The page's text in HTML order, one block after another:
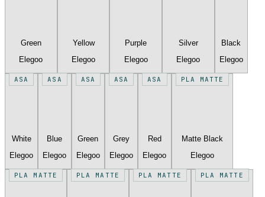
Green
Elegoo
Yellow
Elegoo
Purple
Elegoo
Silver
Elegoo
Black
Elegoo
ASA
White
Elegoo
ASA
Blue
Elegoo
ASA
Green
Elegoo
ASA
Grey
Elegoo
ASA
Red
Elegoo
PLA MATTE
Matte Black
Elegoo
PLA MATTE PLA MATTE PLA MATTE PLA MATTE